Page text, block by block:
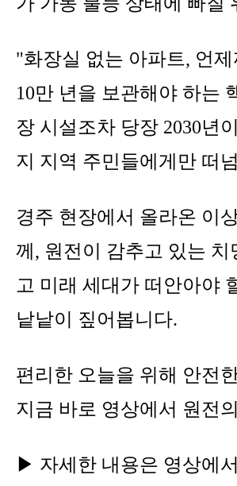
"화장실 없는 아파트, 언제
10만 년을 보관해야 하는
장 시설조차 당장 2030년
지 지역 주민들에게만 떠
경주 현장에서 올라온 이
께, 원전이 감추고 있는
고 미래 세대가 떠안아야
낱낱이 짚어봅니다.
편리한 오늘을 위해 안전
지금 바로 영상에서 원전
▶ 자세한 내용은 영상에